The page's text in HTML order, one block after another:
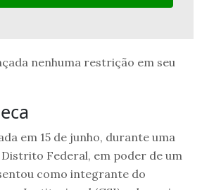
nenhuma restrição em seu
em 15 de junho, durante uma
Federal, em poder de um
como integrante do